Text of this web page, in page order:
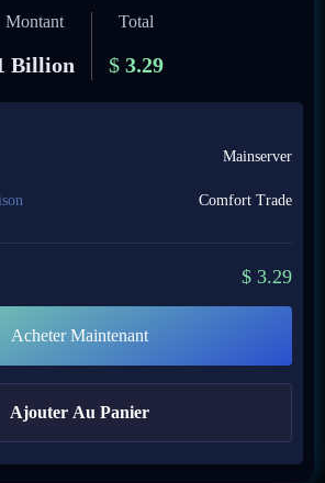
Montant
Billion
Total
$ 3.29
Mainserver
Comfort Trade
$ 3.29
Acheter Maintenant
Ajouter Au Panier